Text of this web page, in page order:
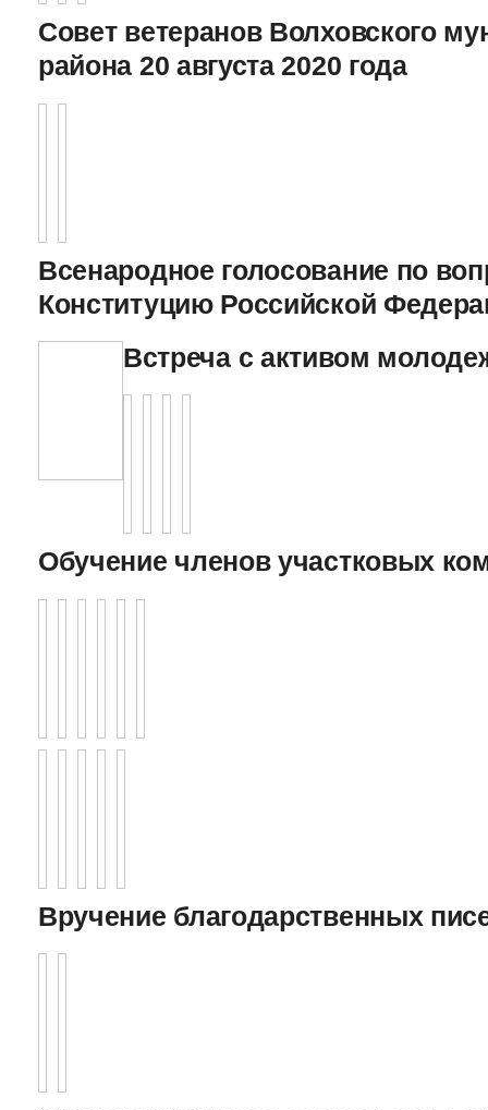
Совет ветеранов Волховского
района 20 августа 2020 года
Всенародное голосование по
Конституцию Российской
Встреча с активом
Обучение членов участковых
Вручение благодарственных